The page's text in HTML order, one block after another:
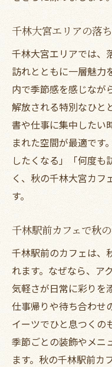
千林大宮エリアの落
千林大宮エリアでは、
訪れとともに一層魅力
内で季節感を感じなが
解放される特別なひと
書や仕事に集中したい
まれた空間が最適です
したくなる」「何度も
く、秋の千林大宮カフ
す。
千林駅前カフェで秋
千林駅前のカフェは、
れます。なぜなら、ア
気軽さが日常に彩りを
仕事帰りや待ち合わせ
イーツでひと息つくの
季節ごとの装飾やメニ
ます。秋の千林駅前カ